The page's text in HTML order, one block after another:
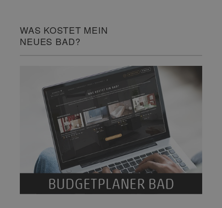
WAS KOSTET MEIN
NEUES BAD?